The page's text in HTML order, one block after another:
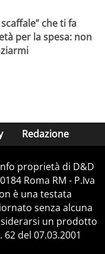
che ti fa
per la spesa: non
Redazione
proprietà di D&D
Roma RM - P.Iva
è una testata
senza alcuna
un prodotto
del 07.03.2001